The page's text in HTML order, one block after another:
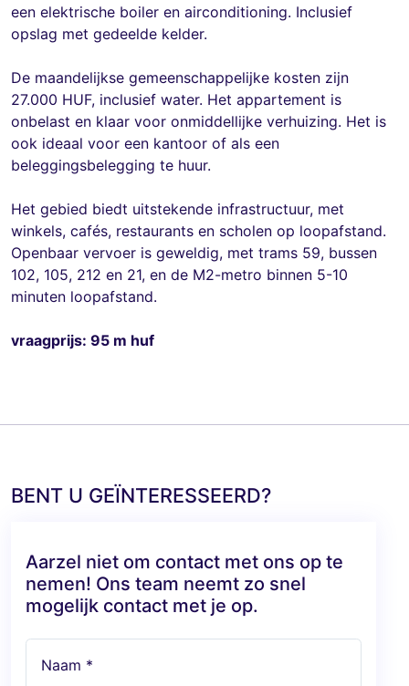
een elektrische boiler en airconditioning. Inclusief
opslag met gedeelde kelder.
De maandelijkse gemeenschappelijke kosten zijn
27.000 HUF, inclusief water. Het appartement is
onbelast en klaar voor onmiddellijke verhuizing. Het is
ook ideaal voor een kantoor of als een
beleggingsbelegging te huur.
Het gebied biedt uitstekende infrastructuur, met
winkels, cafés, restaurants en scholen op loopafstand.
Openbaar vervoer is geweldig, met trams 59, bussen
102, 105, 212 en 21, en de M2-metro binnen 5-10
minuten loopafstand.
vraagprijs: 95 m huf
BENT U GEÏNTERESSEERD?
Aarzel niet om contact met ons op te
nemen! Ons team neemt zo snel
mogelijk contact met je op.
Naam *